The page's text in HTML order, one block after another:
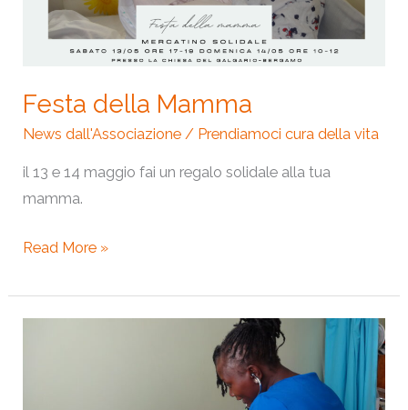
Festa della Mamma
News dall'Associazione / Prendiamoci cura della vita
il 13 e 14 maggio fai un regalo solidale alla tua
mamma.
Read More »